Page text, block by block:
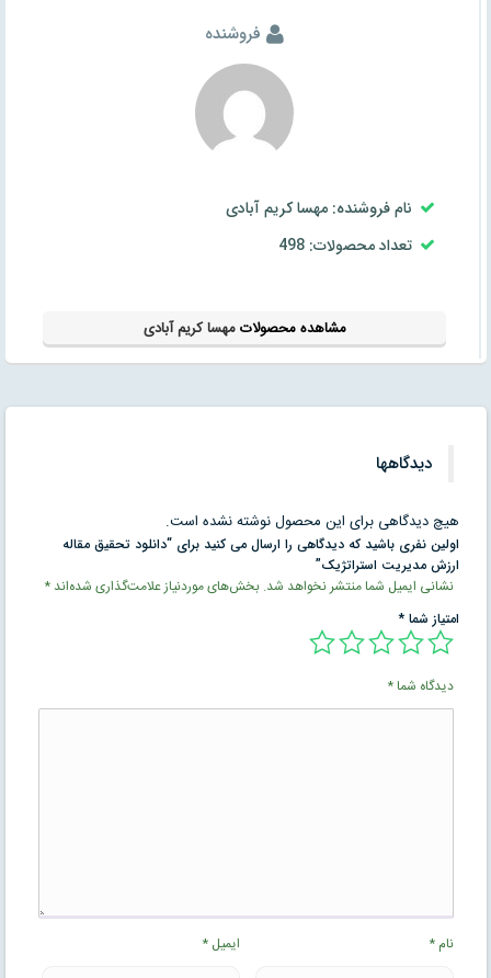
فروشنده
نام فروشنده: مهسا کریم آبادی
تعداد محصولات: 498
مشاهده محصولاتمهسا کریم آبادی
دیدگاهها
هیچ دیدگاهی برای این محصول نوشته نشده است.
اولین نفری باشید که دیدگاهی را ارسال می کنید برای “دانلود تحقیق مقاله
ارزش مديريت استراتژيک”
نشانی ایمیل شما منتشر نخواهد شد. بخش‌های موردنیاز علامت‌گذاری شده‌اند*
امتیاز شما*
دیدگاه شما*
نام* ایمیل*